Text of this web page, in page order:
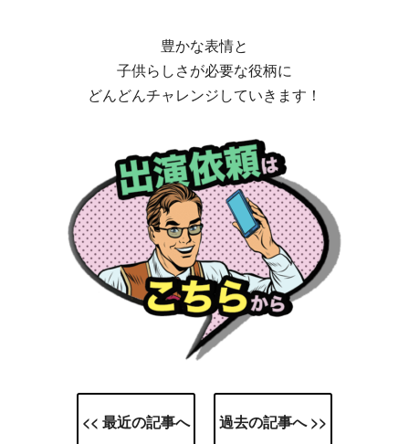
豊かな表情と
子供らしさが必要な役柄に
どんどんチャレンジしていきます！
<< 最近の記事へ 過去の記事へ >>